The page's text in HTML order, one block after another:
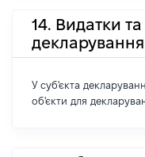
14. Видатки
декларування
У суб'єкта
об'єкти для